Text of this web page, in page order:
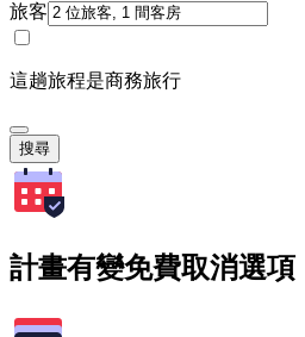
旅客
這趟旅程是商務旅行
搜尋
計畫有變免費取消選項